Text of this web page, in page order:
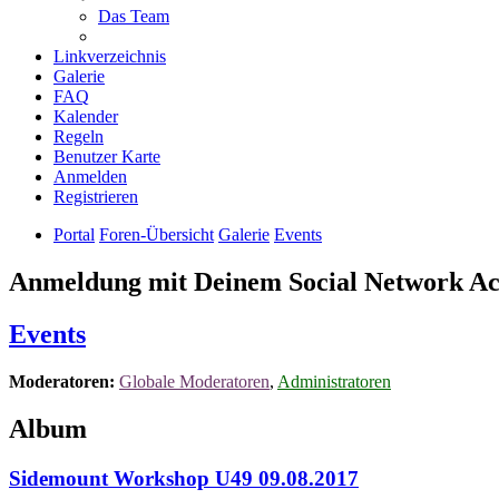
Das Team
Linkverzeichnis
Galerie
FAQ
Kalender
Regeln
Benutzer Karte
Anmelden
Registrieren
Portal Foren-Übersicht Galerie Events
Anmeldung mit Deinem Social Network
Events
Moderatoren: Globale Moderatoren, Administratoren
Album
Sidemount Workshop U49 09.08.2017